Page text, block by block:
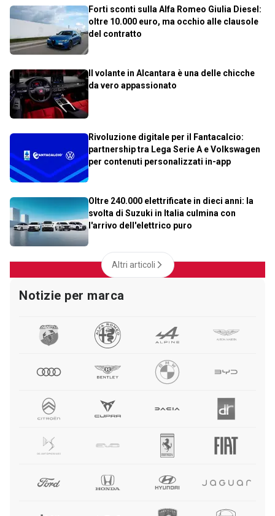
Forti sconti sulla Alfa Romeo Giulia Diesel:
oltre 10.000 euro, ma occhio alle clausole
del contratto
Il volante in Alcantara è una delle chicche
da vero appassionato
Rivoluzione digitale per il Fantacalcio:
partnership tra Lega Serie A e Volkswagen
per contenuti personalizzati in-app
Oltre 240.000 elettrificate in dieci anni: la
svolta di Suzuki in Italia culmina con
l'arrivo dell'elettrico puro
Altri articoli
Notizie per marca